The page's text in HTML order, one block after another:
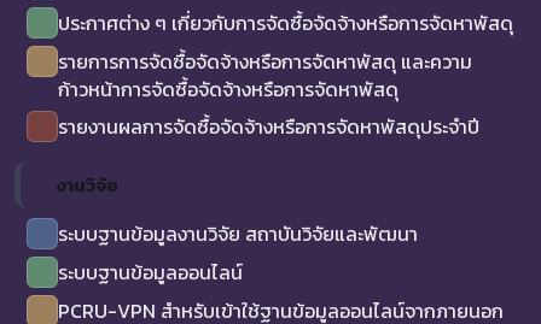
ประกาศต่าง ๆ เกี่ยวกับการจัดซื้อจัดจ้างหรือการจัดหาพัสดุ
รายการการจัดซื้อจัดจ้างหรือการจัดหาพัสดุ และความ
ก้าวหน้าการจัดซื้อจัดจ้างหรือการจัดหาพัสดุ
รายงานผลการจัดซื้อจัดจ้างหรือการจัดหาพัสดุประจำปี
งานวิจัย
ระบบฐานข้อมูลงานวิจัย สถาบันวิจัยและพัฒนา
ระบบฐานข้อมูลออนไลน์
PCRU-VPN สำหรับเข้าใช้ฐานข้อมูลออนไลน์จากภายนอก